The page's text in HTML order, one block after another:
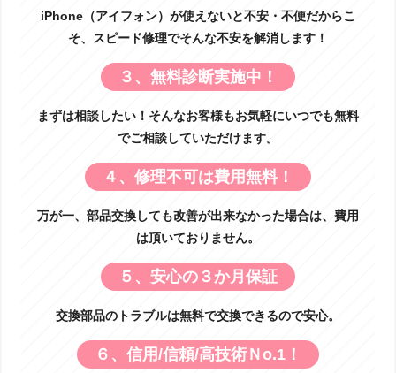
iPhone（アイフォン）が使えないと不安・不便だからこ
そ、スピード修理でそんな不安を解消します！
３、無料診断実施中！
まずは相談したい！そんなお客様もお気軽にいつでも無料
でご相談していただけます。
４、修理不可は費用無料！
万が一、部品交換しても改善が出来なかった場合は、費用
は頂いておりません。
５、安心の３か月保証
交換部品のトラブルは無料で交換できるので安心。
６、信用/信頼/高技術Ｎo.1！